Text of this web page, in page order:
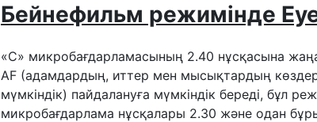
Бейнефильм режимінде
«C» микробағдарламасының 2.40 нұсқасына
AF (адамдардың, иттер мен мысықтардың
мүмкіндік) пайдалануға мүмкіндік береді, бұл
микробағдарлама нұсқалары 2.30 және одан